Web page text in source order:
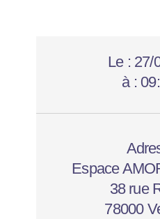
Le : 27/
à :
Espace
38 rue
78000